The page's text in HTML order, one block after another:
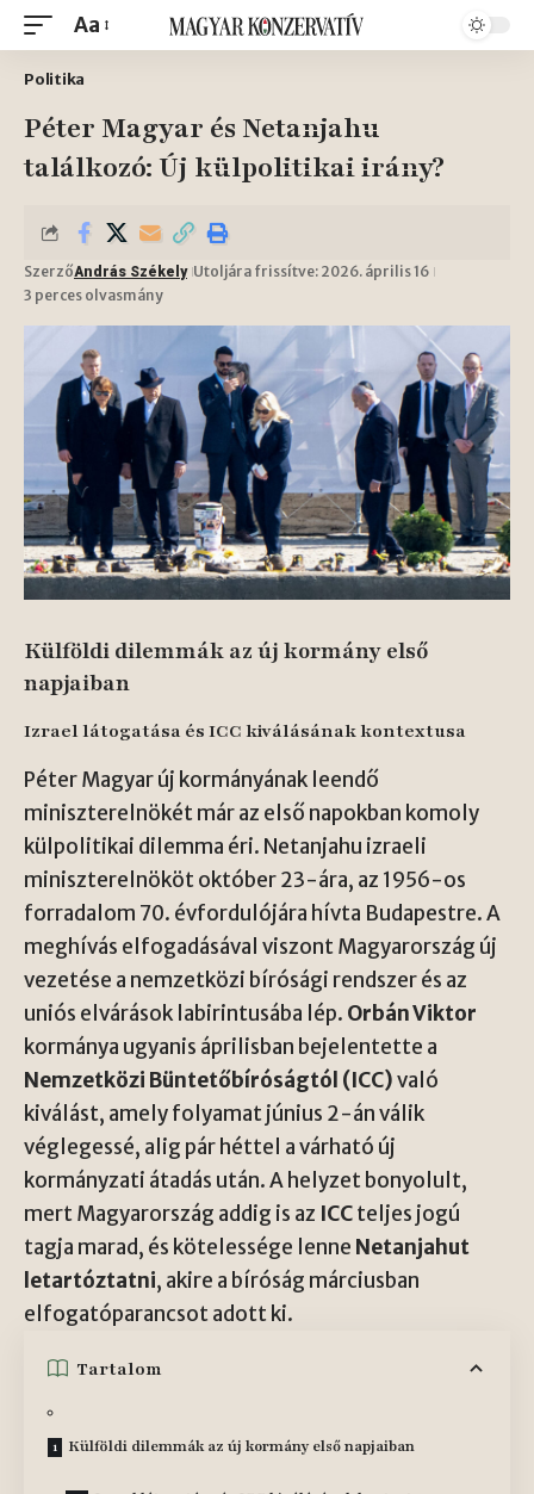
Aa
Politika
Péter Magyar és Netanjahu
találkozó: Új külpolitikai irány?
SzerzőAndrás Székely Utoljára frissítve: 2026. április 16
3 perces olvasmány
Külföldi dilemmák az új kormány első
napjaiban
Izrael látogatása és ICC kiválásának kontextusa
Péter Magyar új kormányának leendő
miniszterelnökét már az első napokban komoly
külpolitikai dilemma éri. Netanjahu izraeli
miniszterelnököt október 23-ára, az 1956-os
forradalom 70. évfordulójára hívta Budapestre. A
meghívás elfogadásával viszont Magyarország új
vezetése a nemzetközi bírósági rendszer és az
uniós elvárások labirintusába lép. Orbán Viktor
kormánya ugyanis áprilisban bejelentette a
Nemzetközi Büntetőbíróságtól (ICC)való
kiválást, amely folyamat június 2-án válik
véglegessé, alig pár héttel a várható új
kormányzati átadás után. A helyzet bonyolult,
mert Magyarország addig is az ICCteljes jogú
tagja marad, és kötelessége lenne Netanjahut
letartóztatni, akire a bíróság márciusban
elfogatóparancsot adott ki.
Tartalom
Külföldi dilemmák az új kormány első napjaiban